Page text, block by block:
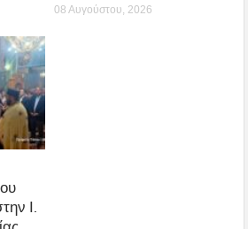
08 Αυγούστου, 2026
Ι.